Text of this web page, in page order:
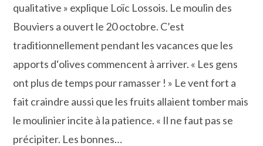
qualitative » explique Loïc Lossois. Le moulin des
Bouviers a ouvert le 20 octobre. C’est
traditionnellement pendant les vacances que les
apports d‘olives commencent à arriver. « Les gens
ont plus de temps pour ramasser ! » Le vent fort a
fait craindre aussi que les fruits allaient tomber mais
le moulinier incite à la patience. « Il ne faut pas se
précipiter. Les bonnes…